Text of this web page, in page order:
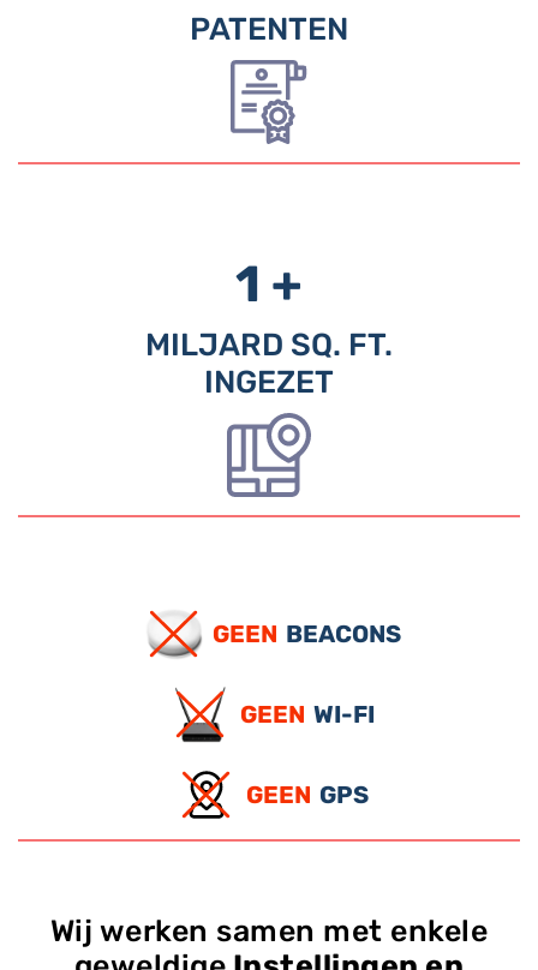
PATENTEN
1 +
MILJARD SQ. FT.
INGEZET
GEEN BEACONS
GEEN WI-FI
GEEN GPS
Wij werken samen met enkele